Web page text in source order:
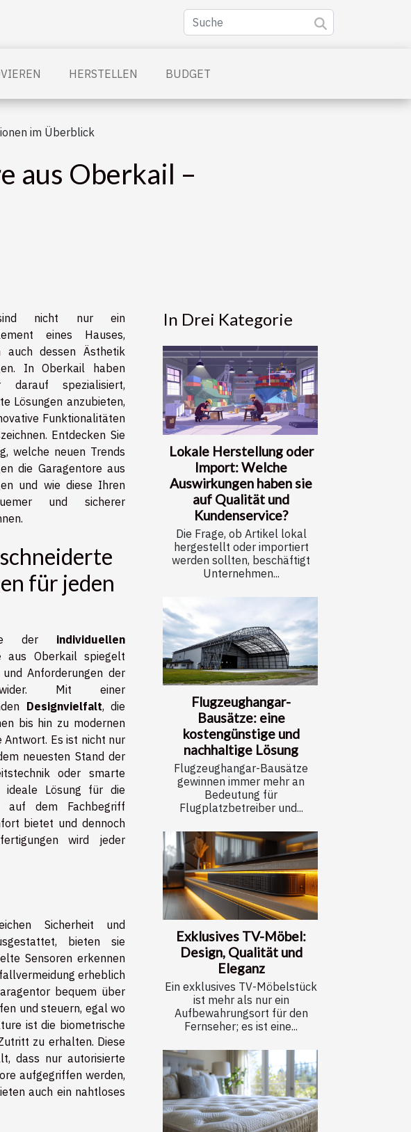
HERSTELLEN BUDGET
im Überblick
aus Oberkail –
sind nicht nur ein
eines Hauses,
auch dessen Ästhetik
In Oberkail haben
darauf spezialisiert,
Lösungen anzubieten,
Funktionalitäten
Entdecken Sie
welche neuen Trends
die Garagentore aus
und wie diese Ihren
und sicherer
für jeden
der individuellen
aus Oberkail spiegelt
Anforderungen der
Mit einer
Designvielfalt, die
bis hin zu modernen
Es ist nicht nur
neuesten Stand der
oder smarte
ideale Lösung für die
auf dem Fachbegriff
bietet und dennoch
wird jeder
Sicherheit und
bieten sie
Sensoren erkennen
erheblich
bequem über
und steuern, egal wo
ist die biometrische
zu erhalten. Diese
dass nur autorisierte
aufgegriffen werden,
auch ein nahtloses
In Drei Kategorie
Lokale Herstellung oder
Import: Welche
Auswirkungen haben sie
auf Qualität und
Kundenservice?
Die Frage, ob Artikel lokal
hergestellt oder importiert
werden sollten, beschäftigt
Unternehmen...
Flugzeughangar-
Bausätze: eine
kostengünstige und
nachhaltige Lösung
Flugzeughangar-Bausätze
gewinnen immer mehr an
Bedeutung für
Flugplatzbetreiber und...
Exklusives TV-Möbel:
Design, Qualität und
Eleganz
Ein exklusives TV-Möbelstück
ist mehr als nur ein
Aufbewahrungsort für den
Fernseher; es ist eine...